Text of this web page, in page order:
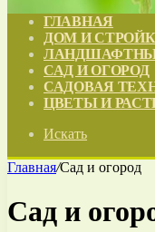
ГЛАВНАЯ
ДОМ И
САД И ОГОРОД
САДОВАЯ
ЦВЕТЫ И
Искать
Главная/Сад и огород
Сад и